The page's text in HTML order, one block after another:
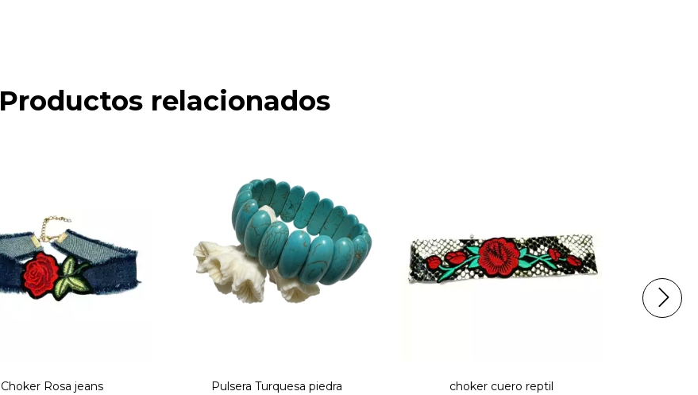
Productos relacionados
Choker Rosa jeans Pulsera Turquesa piedra choker cuero reptil